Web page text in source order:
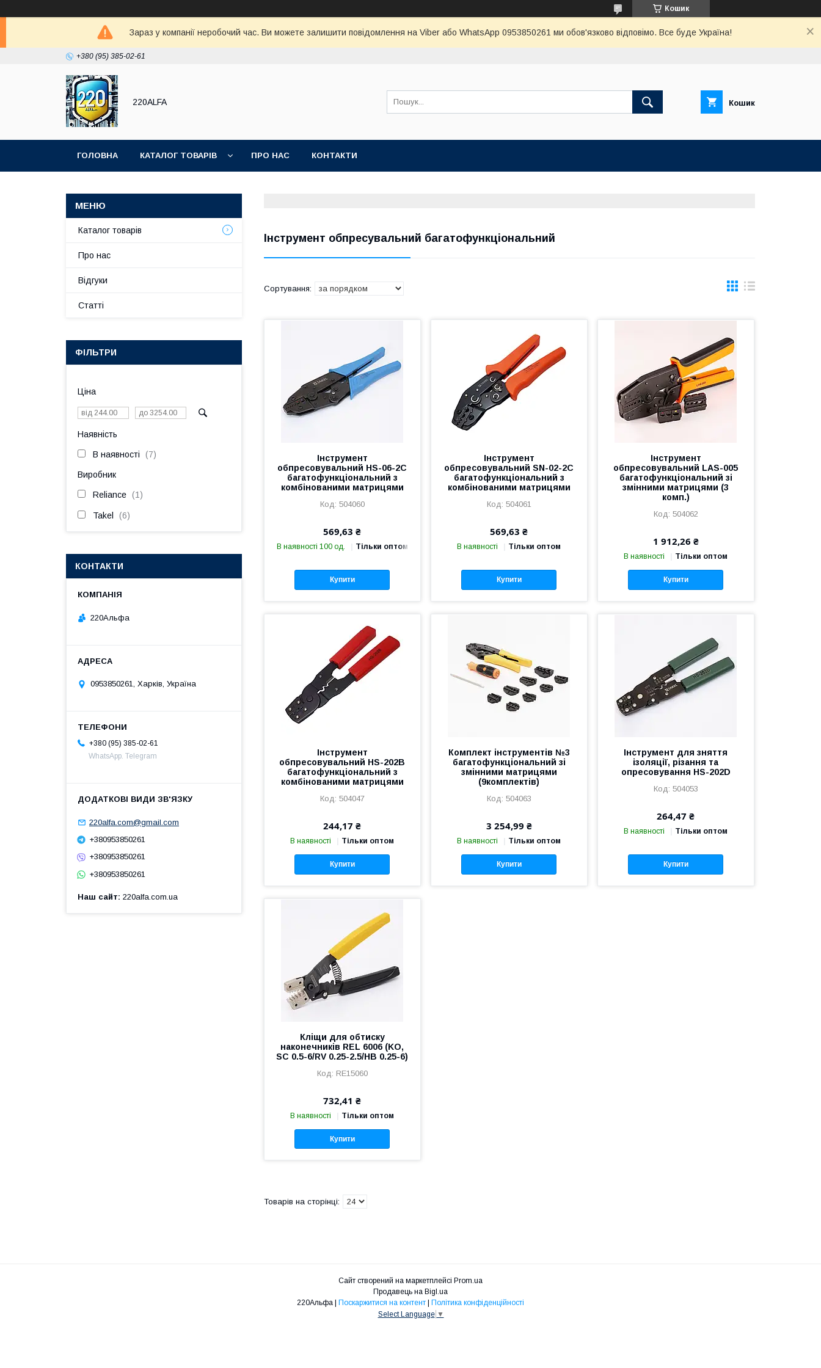
Кошик
Зараз у компанії неробочий час. Ви можете залишити повідомлення на Viber або WhatsApp 0953850261 ми обов'язково відповімо. Все буде Україна!
+380 (95) 385-02-61
220ALFA Кошик
ГОЛОВНА КАТАЛОГ ТОВАРІВ ПРО НАС КОНТАКТИ
Інструмент обпресувальний багатофункціональний
Інструмент
обпресовувальний HS-06-2C
багатофункціональний з
комбінованими матрицями
504060
569,63 ₴
В наявності 100 од. Тільки оптом
Купити
Інструмент
обпресовувальний SN-02-2C
багатофункціональний з
комбінованими матрицями
504061
569,63 ₴
В наявності Тільки оптом
Купити
Інструмент
обпресовувальний LAS-005
багатофункціональний зі
змінними матрицями (3
комп.)
504062
1 912,26 ₴
В наявності Тільки оптом
Купити
Інструмент
обпресовувальний HS-202В
багатофункціональний з
комбінованими матрицями
504047
244,17 ₴
В наявності Тільки оптом
Купити
Комплект інструментів №3
багатофункціональний зі
змінними матрицями
(9комплектів)
504063
3 254,99 ₴
В наявності Тільки оптом
Купити
Інструмент для зняття
ізоляції, різання та
опресовування HS-202D
504053
264,47 ₴
В наявності Тільки оптом
Купити
Кліщи для обтиску
наконечників REL 6006 (KO,
SC 0.5-6/RV 0.25-2.5/НВ 0.25-6)
RE15060
732,41 ₴
В наявності Тільки оптом
Купити
Каталог товарів
Про нас
Відгуки
Статті
ФІЛЬТРИ
Ціна
Наявність
В наявності 7
Виробник
Reliance 1
Takel 6
КОНТАКТИ
220Альфа
0953850261, Харків, Україна
+380 (95) 385-02-61
WhatsApp. Telegram
220alfa.com@gmail.com
+380953850261
+380953850261
+380953850261
Наш сайт 220alfa.com.ua
Сайт створений на маркетплейсі Prom.ua
Продавець на Bigl.ua
Поскаржитися на контент
Політика конфіденційності
Select Language ▼